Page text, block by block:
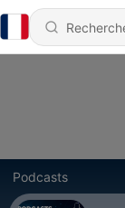
Podcasts